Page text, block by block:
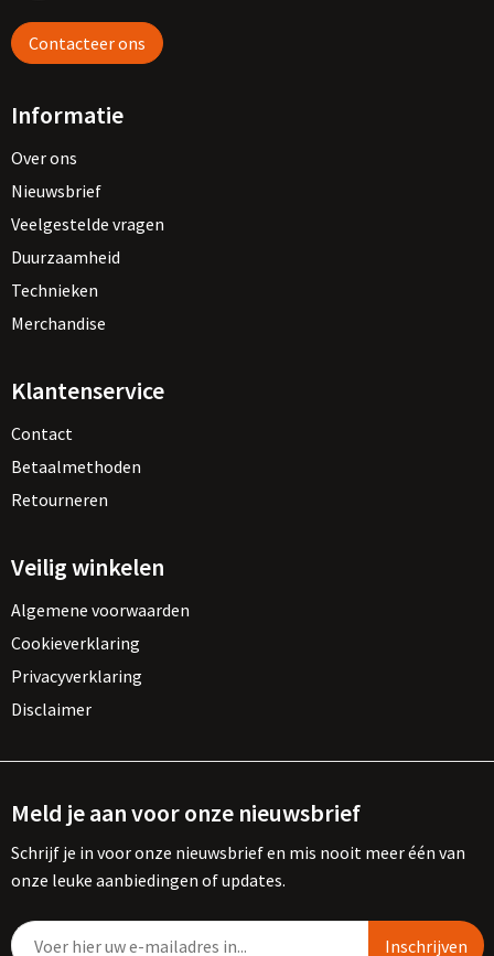
Contacteer ons
Informatie
Over ons
Nieuwsbrief
Veelgestelde vragen
Duurzaamheid
Technieken
Merchandise
Klantenservice
Contact
Betaalmethoden
Retourneren
Veilig winkelen
Algemene voorwaarden
Cookieverklaring
Privacyverklaring
Disclaimer
Meld je aan voor onze nieuwsbrief
Schrijf je in voor onze nieuwsbrief en mis nooit meer één van
onze leuke aanbiedingen of updates.